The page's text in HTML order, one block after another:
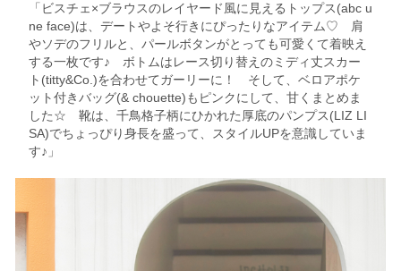
「ビスチェ×ブラウスのレイヤード風に見えるトップス(abc u
ne face)は、デートやよそ行きにぴったりなアイテム♡ 肩
やソデのフリルと、パールボタンがとっても可愛くて着映え
する一枚です♪ ボトムはレース切り替えのミディ丈スカー
ト(titty&Co.)を合わせてガーリーに！ そして、ベロアポケ
ット付きバッグ(& chouette)もピンクにして、甘くまとめま
した☆ 靴は、千鳥格子柄にひかれた厚底のパンプス(LIZ LI
SA)でちょっぴり身長を盛って、スタイルUPを意識していま
す♪」